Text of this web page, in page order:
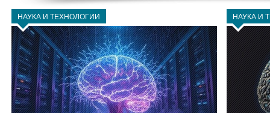
НАУКА И ТЕХНОЛОГИИ НАУКА И